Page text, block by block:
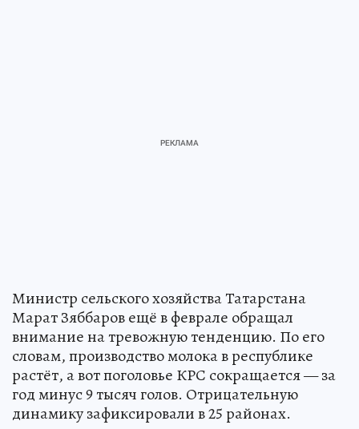
Министр сельского хозяйства Татарстана
Марат Зяббаров ещё в феврале обращал
внимание на тревожную тенденцию. По его
словам, производство молока в республике
растёт, а вот поголовье КРС сокращается — за
год минус 9 тысяч голов. Отрицательную
динамику зафиксировали в 25 районах.